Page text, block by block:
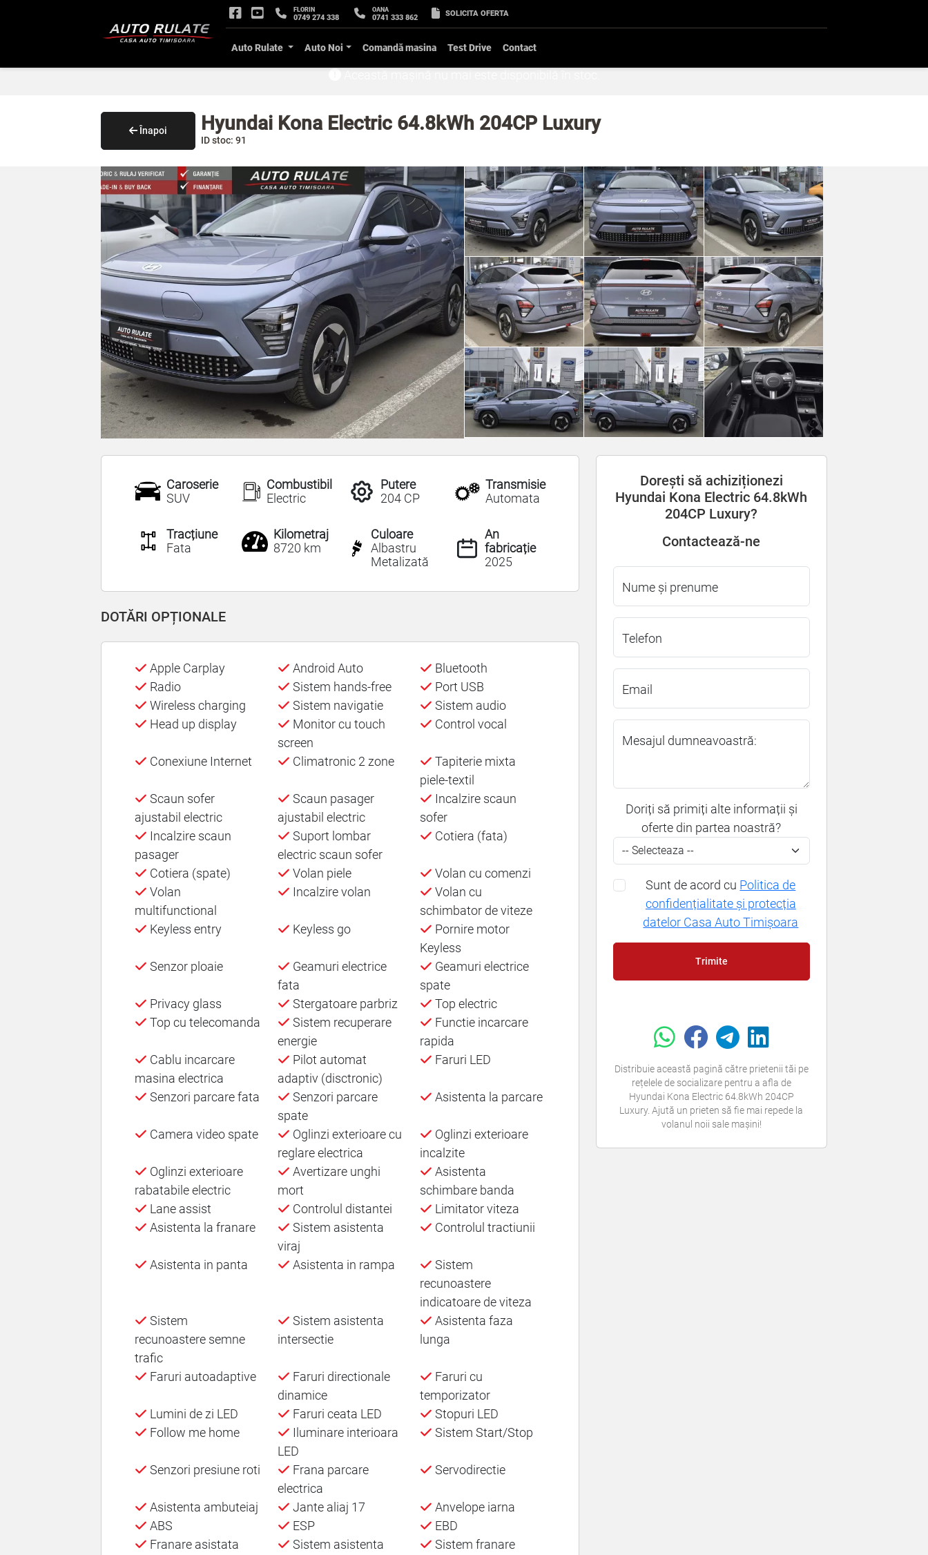
FLORIN
0749 274 338
OANA
0741 333 862 SOLICITA OFERTA
Auto Rulate Auto Noi Comandă masina Test Drive Contact
Înapoi Hyundai Kona Electric 64.8kWh 204CP Luxury
ID stoc: 91
Caroserie
SUV
Combustibil
Electric
Putere
204 CP
Transmisie
Automata
Tracțiune
Fata
Kilometraj
8720 km
Culoare
Albastru
Metalizată
An
fabricație
2025
DOTĂRI OPȚIONALE
Apple Carplay Android Auto
Bluetooth
Radio
Sistem hands-free
Port USB
Wireless charging
Sistem navigatie
Sistem audio
Head up display
Monitor cu touch
screen
Control vocal
Conexiune Internet Climatronic 2 zone
Tapiterie mixta
piele-textil
Scaun sofer
ajustabil electric
Scaun pasager
ajustabil electric
Incalzire scaun
sofer
Incalzire scaun
pasager
Suport lombar
electric scaun sofer
Cotiera (fata)
Cotiera (spate) Volan piele
Volan cu comenzi
Volan
multifunctional
Incalzire volan
Volan cu
schimbator de viteze
Keyless entry
Keyless go
Pornire motor
Keyless
Senzor ploaie
Geamuri electrice
fata
Geamuri electrice
spate
Privacy glass
Stergatoare parbriz
Top electric
Top cu telecomanda
Sistem recuperare
energie
Functie incarcare
rapida
Cablu incarcare
masina electrica
Pilot automat
adaptiv (disctronic)
Faruri LED
Senzori parcare fata
Senzori parcare
spate
Asistenta la parcare
Camera video spate
Oglinzi exterioare cu
reglare electrica
Oglinzi exterioare
incalzite
Oglinzi exterioare
rabatabile electric
Avertizare unghi
mort
Asistenta
schimbare banda
Lane assist
Controlul distantei
Limitator viteza
Asistenta la franare
Sistem asistenta
viraj
Controlul tractiunii
Asistenta in panta Asistenta in rampa
Sistem
recunoastere
indicatoare de viteza
Sistem
recunoastere semne
trafic
Sistem asistenta
intersectie
Asistenta faza
lunga
Faruri autoadaptive
Faruri directionale
dinamice
Faruri cu
temporizator
Lumini de zi LED
Faruri ceata LED
Stopuri LED
Follow me home
Iluminare interioara
LED
Sistem Start/Stop
Senzori presiune roti
Frana parcare
electrica
Servodirectie
Asistenta ambuteiaj Jante aliaj 17
Anvelope iarna
ABS
ESP
EBD
Franare asistata
Sistem asistenta
Sistem franare
Dorești să achiziționezi
Hyundai Kona Electric 64.8kWh
204CP Luxury?
Contactează-ne
Nume și prenume
Telefon
Email
Mesajul dumneavoastră:
Doriți să primiți alte informații și
oferte din partea noastră?
Sunt de acord cu Politica de
confidențialitate și protecția
datelor Casa Auto Timișoara
Trimite
Distribuie această pagină către prietenii tăi pe
rețelele de socializare pentru a afla de
Hyundai Kona Electric 64.8kWh 204CP
Luxury. Ajută un prieten să fie mai repede la
volanul noii sale mașini!